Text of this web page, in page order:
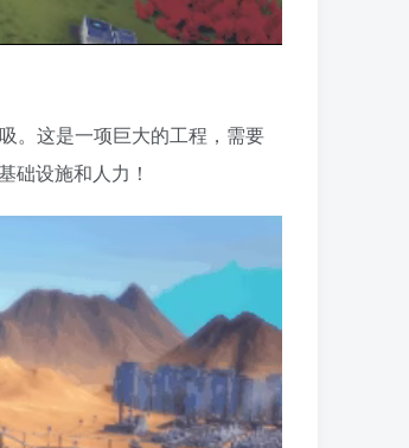
。这是一项巨大的工程，需要
础设施和人力！